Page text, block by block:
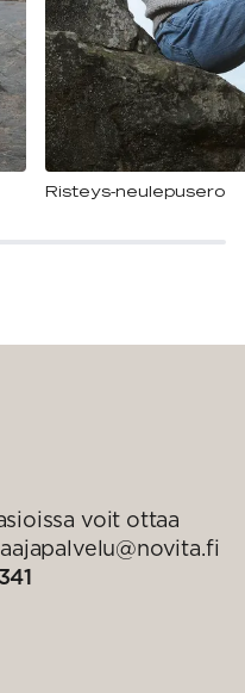
Risteys-neulepusero
voit ottaa